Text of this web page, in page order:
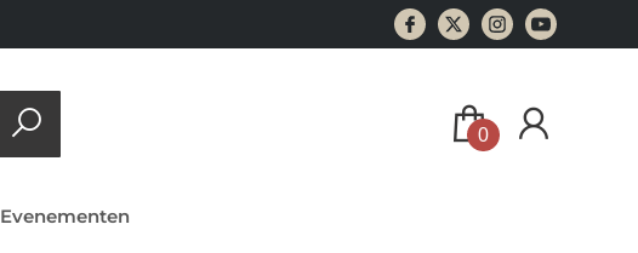
0
Evenementen